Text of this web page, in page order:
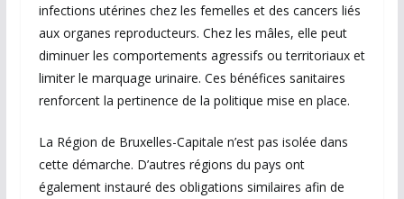
infections utérines chez les femelles et des cancers liés
aux organes reproducteurs. Chez les mâles, elle peut
diminuer les comportements agressifs ou territoriaux et
limiter le marquage urinaire. Ces bénéfices sanitaires
renforcent la pertinence de la politique mise en place.
La Région de Bruxelles-Capitale n’est pas isolée dans
cette démarche. D’autres régions du pays ont
également instauré des obligations similaires afin de